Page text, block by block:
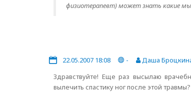
физиотерапевт) может знать какие
22.05.2007 18:08 -
Даша
Здравствуйте! Еще раз высылаю
вылечить спастику ног после этой